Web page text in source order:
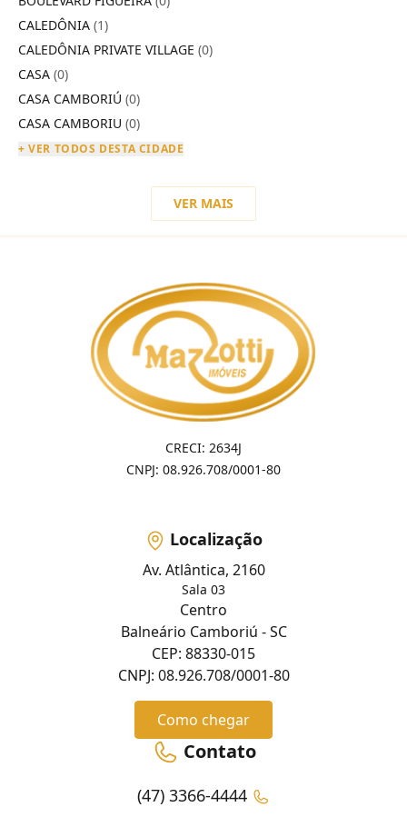
CALEDÔNIA (1)
CALEDÔNIA PRIVATE VILLAGE (0)
CASA (0)
CASA CAMBORIÚ (0)
CASA CAMBORIU (0)
+ VER TODOS DESTA CIDADE
VER MAIS
CRECI: 2634J
CNPJ: 08.926.708/0001-80
Localização
Av. Atlântica, 2160
Sala 03
Centro
Balneário Camboriú - SC
CEP: 88330-015
CNPJ: 08.926.708/0001-80
Como chegar
Contato
(47) 3366-4444